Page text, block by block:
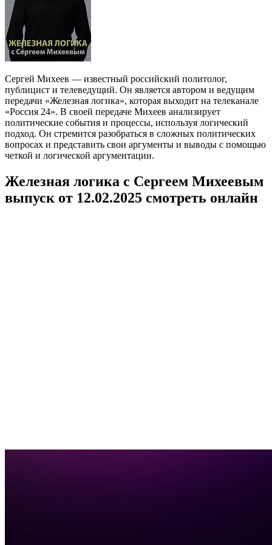
Сергей Михеев — известный российский политолог,
публицист и телеведущий. Он является автором и ведущим
передачи «Железная логика», которая выходит на телеканале
«Россия 24». В своей передаче Михеев анализирует
политические события и процессы, используя логический
подход. Он стремится разобраться в сложных политических
вопросах и представить свои аргументы и выводы с помощью
четкой и логической аргументации.
Железная логика с Сергеем Михеевым
выпуск от 12.02.2025 смотреть онлайн